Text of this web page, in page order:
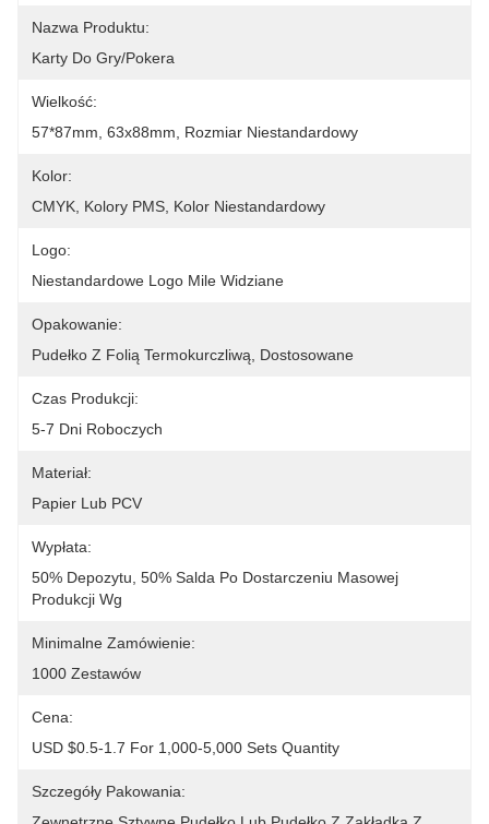
Nazwa Produktu:
Karty Do Gry/Pokera
Wielkość:
57*87mm, 63x88mm, Rozmiar Niestandardowy
Kolor:
CMYK, Kolory PMS, Kolor Niestandardowy
Logo:
Niestandardowe Logo Mile Widziane
Opakowanie:
Pudełko Z Folią Termokurczliwą, Dostosowane
Czas Produkcji:
5-7 Dni Roboczych
Materiał:
Papier Lub PCV
Wypłata:
50% Depozytu, 50% Salda Po Dostarczeniu Masowej
Produkcji Wg
Minimalne Zamówienie:
1000 Zestawów
Cena:
USD $0.5-1.7 For 1,000-5,000 Sets Quantity
Szczegóły Pakowania: